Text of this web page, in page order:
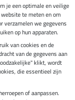
je een optimale en veilige
te meten en om
verzamelen we gegevens
op hun apparaten.
van cookies en de
van de gegevens aan
klikt, wordt
die essentieel zijn
of aanpassen.